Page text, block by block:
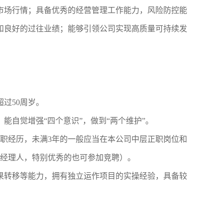
行情；具备优秀的经营管理工作能力，风险防控能
好的过往业绩；能够引领公司实现高质量可持续发
50周岁。
自觉增强“四个意识”，做到“两个维护”。
经历，未满3年的一般应当在本公司中层正职岗位和
理人，特别优秀的也可参加竞聘）。
移等能力，拥有独立运作项目的实操经验，具备较